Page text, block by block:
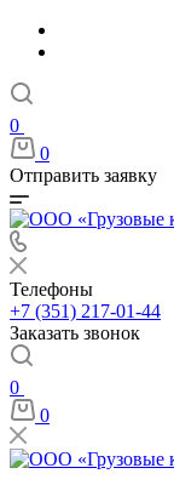
0
0
Отправить заявку
Телефоны
+7 (351) 217-01-44
Заказать звонок
0
0